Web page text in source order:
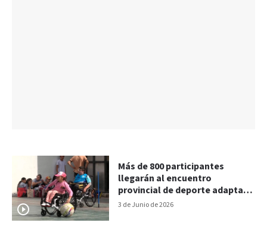
3 de Junio de 2026
Más de 800 participantes
llegarán al encuentro
provincial de deporte adaptado
en Gualeguay